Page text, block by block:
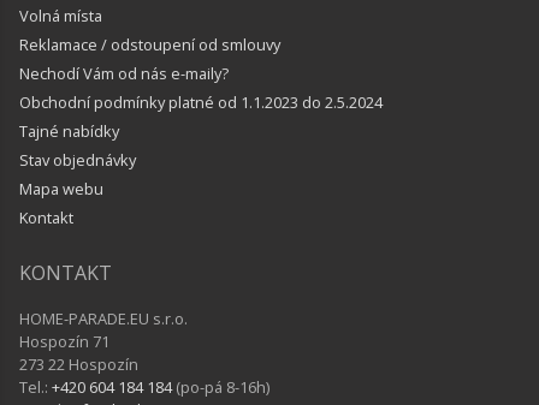
Volná místa
Reklamace / odstoupení od smlouvy
Nechodí Vám od nás e-maily?
Obchodní podmínky platné od 1.1.2023 do 2.5.2024
Tajné nabídky
Stav objednávky
Mapa webu
Kontakt
KONTAKT
HOME-PARADE.EU s.r.o.
Hospozín 71
273 22 Hospozín
Tel.: +420 604 184 184(po-pá 8-16h)